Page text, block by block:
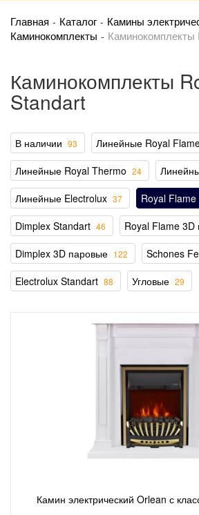
Главная Каталог
Камины
Каминокомплекты
Каминокомплекты
Каминокомплекты
Standart
В наличии 93 Линейные Royal
Линейные Royal Thermo 24
Линейные Electrolux 37 Royal
Dimplex Standart 46 Royal Flame 3D
Dimplex 3D паровые 122 Schones
Electrolux Standart 88 Угловые 29
Камин электрический Orlean с